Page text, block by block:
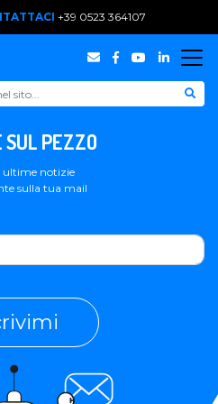
+39 0523 364107
SUL PEZZO
ultime notizie
sulla tua mail